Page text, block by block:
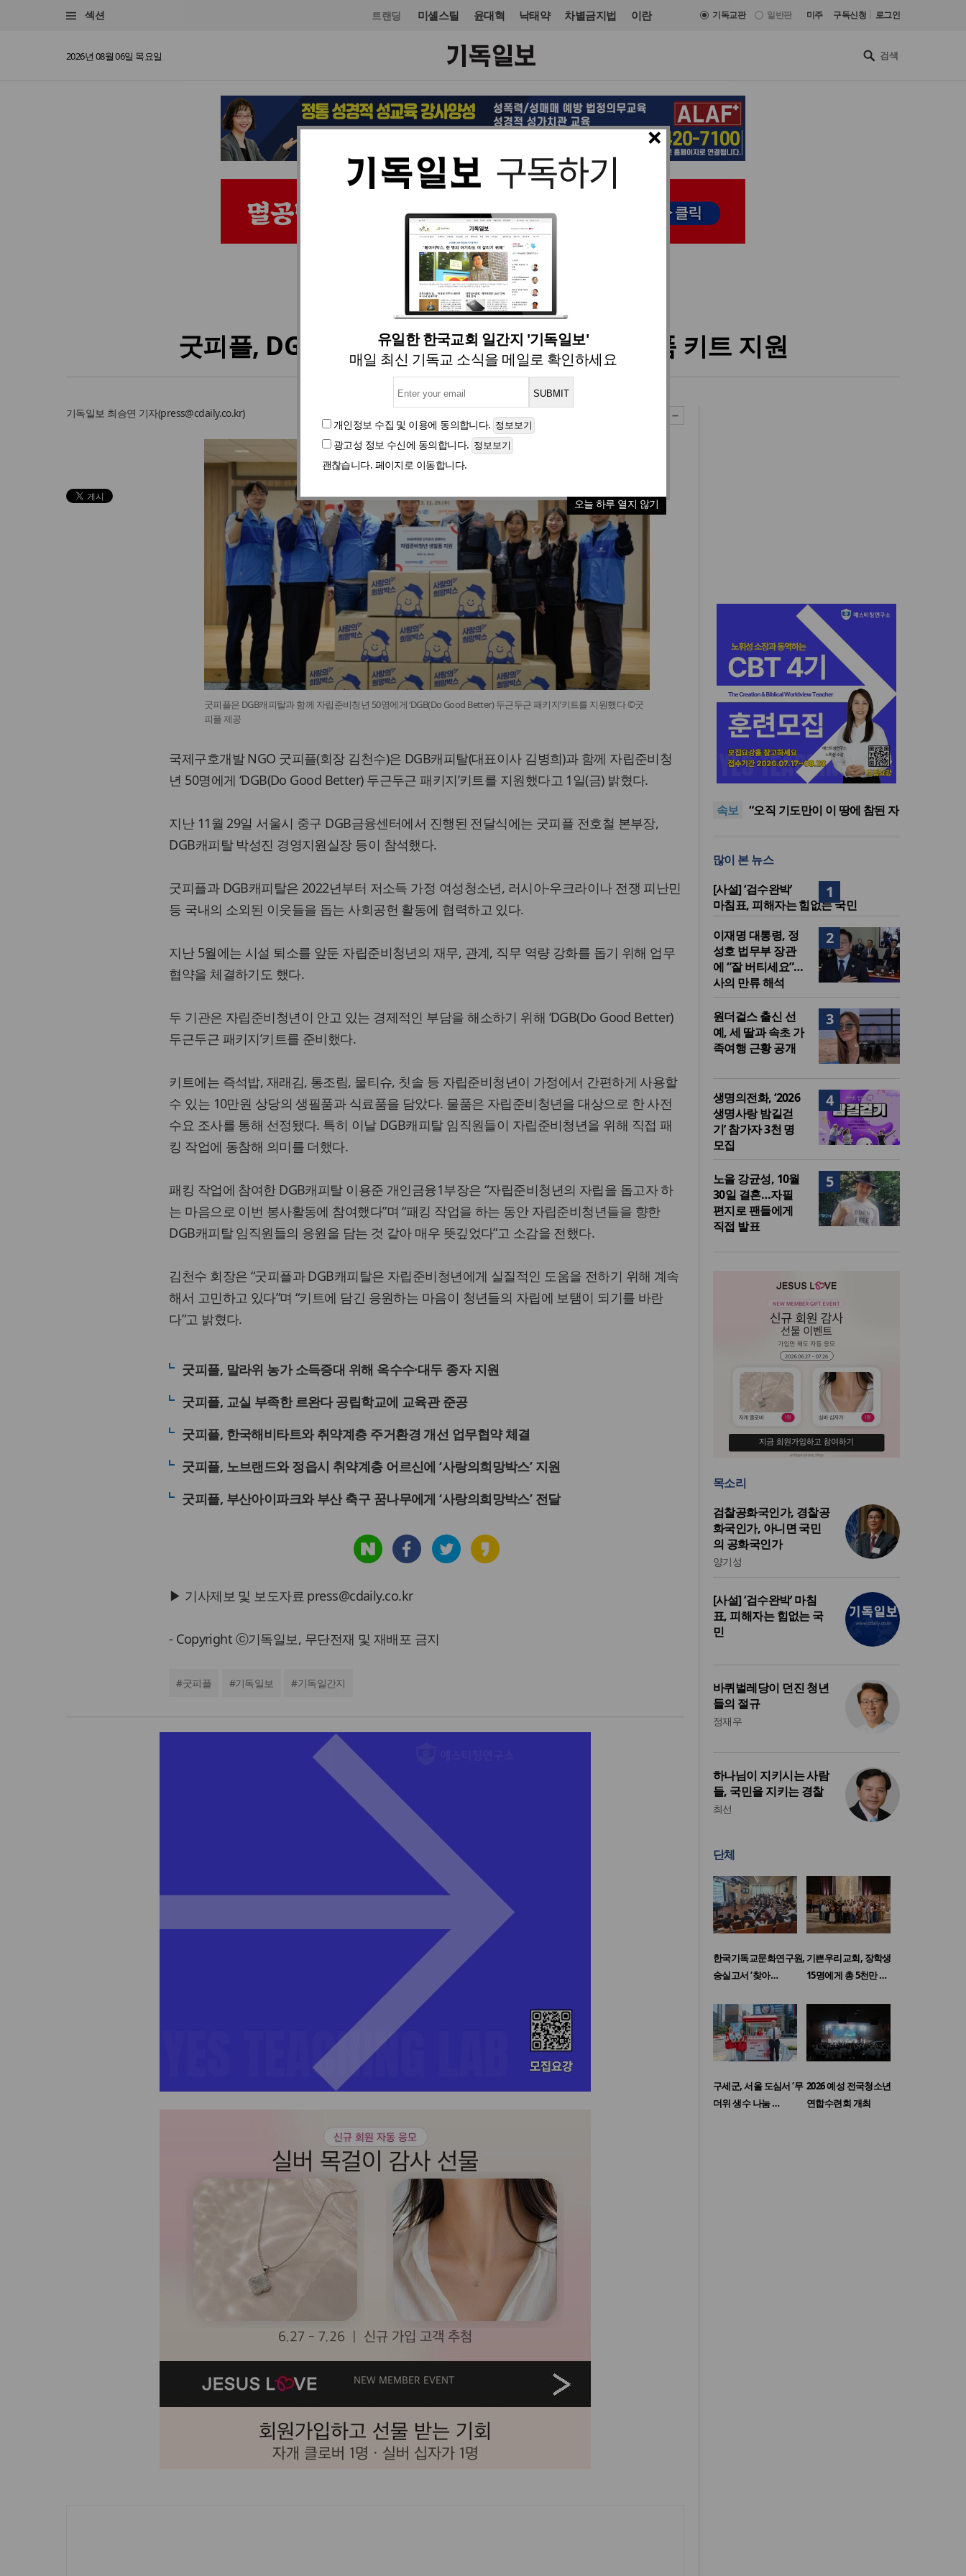
섹션 트랜딩 미셸스틸 윤대혁 낙태약 차별금지법 이란 기독교판 일반판 미주 구독신청 로그인
2026년 08월 06일 목요일
×
유일한 한국교회 일간지 '기독일보'
매일 최신 기독교 소식을 메일로 확인하세요
개인정보 수집 및 이용에 동의합니다.
광고성 정보 수신에 동의합니다.
괜찮습니다. 페이지로 이동합니다.
오늘 하루 열지 않기
교단/단체 NGO 입력 2023. 12. 03 07:28
굿피플, DGB캐피탈과 자립준비청년에 생필품 키트 지원
기독일보 최승연 기자(press@cdaily.co.kr)
굿피플은 DGB캐피탈과 함께 자립준비청년 50명에게 ‘DGB(Do Good Better) 두근두근 패키지’키트를 지원했다 ©굿
피플 제공
국제구호개발 NGO 굿피플(회장 김천수)은 DGB캐피탈(대표이사 김병희)과 함께 자립준비청
년 50명에게 ‘DGB(Do Good Better) 두근두근 패키지’키트를 지원했다고 1일(금) 밝혔다.
지난 11월 29일 서울시 중구 DGB금융센터에서 진행된 전달식에는 굿피플 전호철 본부장,
DGB캐피탈 박성진 경영지원실장 등이 참석했다.
굿피플과 DGB캐피탈은 2022년부터 저소득 가정 여성청소년, 러시아-우크라이나 전쟁 피난민
등 국내의 소외된 이웃들을 돕는 사회공헌 활동에 협력하고 있다.
지난 5월에는 시설 퇴소를 앞둔 자립준비청년의 재무, 관계, 직무 역량 강화를 돕기 위해 업무
협약을 체결하기도 했다.
두 기관은 자립준비청년이 안고 있는 경제적인 부담을 해소하기 위해 ‘DGB(Do Good Better)
두근두근 패키지’키트를 준비했다.
키트에는 즉석밥, 재래김, 통조림, 물티슈, 칫솔 등 자립준비청년이 가정에서 간편하게 사용할
수 있는 10만원 상당의 생필품과 식료품을 담았다. 물품은 자립준비청년을 대상으로 한 사전
수요 조사를 통해 선정됐다. 특히 이날 DGB캐피탈 임직원들이 자립준비청년을 위해 직접 패
킹 작업에 동참해 의미를 더했다.
패킹 작업에 참여한 DGB캐피탈 이용준 개인금융1부장은 “자립준비청년의 자립을 돕고자 하
는 마음으로 이번 봉사활동에 참여했다”며 “패킹 작업을 하는 동안 자립준비청년들을 향한
DGB캐피탈 임직원들의 응원을 담는 것 같아 매우 뜻깊었다”고 소감을 전했다.
김천수 회장은 “굿피플과 DGB캐피탈은 자립준비청년에게 실질적인 도움을 전하기 위해 계속
해서 고민하고 있다”며 “키트에 담긴 응원하는 마음이 청년들의 자립에 보탬이 되기를 바란
다”고 밝혔다.
굿피플, 말라위 농가 소득증대 위해 옥수수·대두 종자 지원
굿피플, 교실 부족한 르완다 공립학교에 교육관 준공
굿피플, 한국해비타트와 취약계층 주거환경 개선 업무협약 체결
굿피플, 노브랜드와 정읍시 취약계층 어르신에 ‘사랑의희망박스’ 지원
굿피플, 부산아이파크와 부산 축구 꿈나무에게 ‘사랑의희망박스’ 전달
▶ 기사제보 및 보도자료 press@cdaily.co.kr
- Copyright ⓒ기독일보, 무단전재 및 재배포 금지
#굿피플 #기독일보 #기독일간지
속보
한국교회봉사단, 베네수엘라
지진 피해지서 긴급구호 활동
CMF선교원, 8월 정기모임 갖고
가, 아니면 국민의 공화국인가
“오직 기도만이 이 땅에 참된 자
지진 피해지서 긴급구호 활동
CMF선교원, 8월 정기모임 갖고
예배와 친교 나눠
많이 본 뉴스
1
[사설] ‘검수완박’
마침표, 피해자는 힘없는 국민
2
이재명 대통령, 정
성호 법무부 장관
에 “잘 버티세요”…
사의 만류 해석
3
원더걸스 출신 선
예, 세 딸과 속초 가
족여행 근황 공개
4
생명의전화, ‘2026
생명사랑 밤길걷
기’ 참가자 3천 명
모집
5
노을 강균성, 10월
30일 결혼…자필
편지로 팬들에게
직접 발표
목소리
검찰공화국인가, 경찰공
화국인가, 아니면 국민
의 공화국인가
양기성
[사설] ‘검수완박’ 마침
표, 피해자는 힘없는 국
민
바퀴벌레당이 던진 청년
들의 절규
정재우
하나님이 지키시는 사람
들, 국민을 지키는 경찰
최선
단체
한국기독교문화연구원,
숭실고서 ‘찾아…
기쁜우리교회, 장학생
15명에게 총 5천만 …
구세군, 서울 도심서 ‘무
더위 생수 나눔 …
2026 예성 전국청소년
연합수련회 개최